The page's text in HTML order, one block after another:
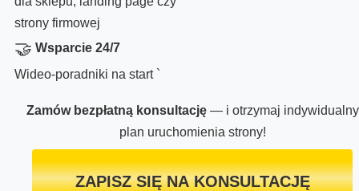
strony firmowej
🤝 Wsparcie 24/7
Wideo-poradniki na start `
Zamów bezpłatną konsultację— i otrzymaj indywidualny
plan uruchomienia strony!
ZAPISZ SIĘ NA KONSULTACJĘ